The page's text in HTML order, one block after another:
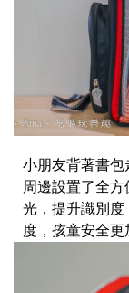
小朋友背著書
周邊設置了全方
光，提升識別
度，孩童安全更